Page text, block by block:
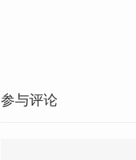
参与评论